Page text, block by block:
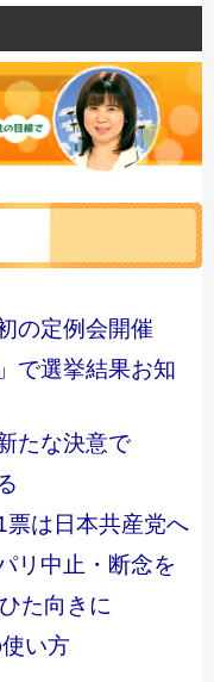
の定例会開催
で選挙結果お知
たな決意で
票は日本共産党へ
リ中止・断念を
た向きに
い方